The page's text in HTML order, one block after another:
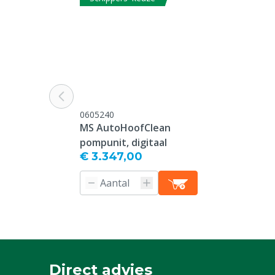
0605240
MS AutoHoofClean
pompunit, digitaal
€ 3.347,00
Direct advies